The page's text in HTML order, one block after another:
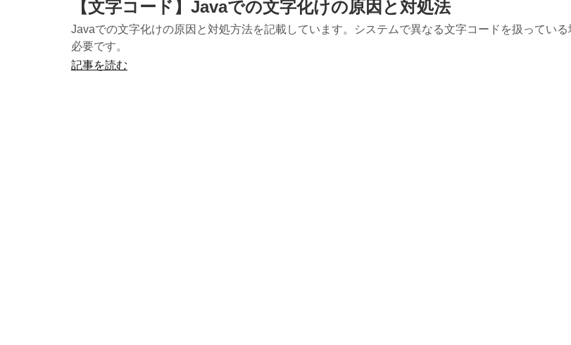
【文字コード】Javaでの文字化けの原因と対処法
Javaでの文字化けの原因と対処方法を記載しています。システムで異なる文字コードを扱ってい
必要です。
記事を読む